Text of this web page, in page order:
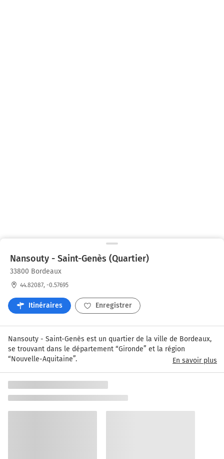
Nansouty - Saint-Genès (Quartier)
33800 Bordeaux
44.82087, -0.57695
Itinéraires Enregistrer
Nansouty - Saint-Genès est un quartier de la ville de Bordeaux,
se trouvant dans le département “Gironde” et la région
“Nouvelle-Aquitaine”.
En savoir plus